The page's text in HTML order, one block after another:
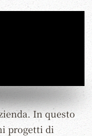
In questo
progetti di